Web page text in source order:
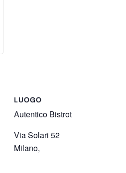
LUOGO
Autentico Bistrot
Via Solari 52
Milano,